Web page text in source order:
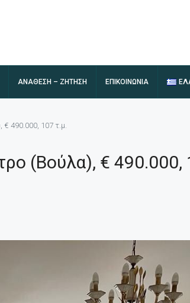
ΑΝΆΘΕΣΗ – ΖΉΤΗΣΗ ΕΠΙΚΟΙΝΩΝΊΑ
490.000, 107 τ.μ.
(Βούλα), € 490.000,